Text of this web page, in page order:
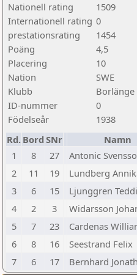
Nationell rating
1509
Internationell rating 0
prestationsrating
1454
Poäng
4,5
Placering
10
Nation
SWE
Klubb
Borlänge
ID-nummer
0
Födelseår
1938
Rd. Bord SNr Namn
1
8 27 Antonic
2
11 19 Lundberg
3
6 15 Ljunggren
4
2 3 Widarsson
5
7 23 Cardenas
6
8 16 Seestrand Felix
7
6 17 Bernhard